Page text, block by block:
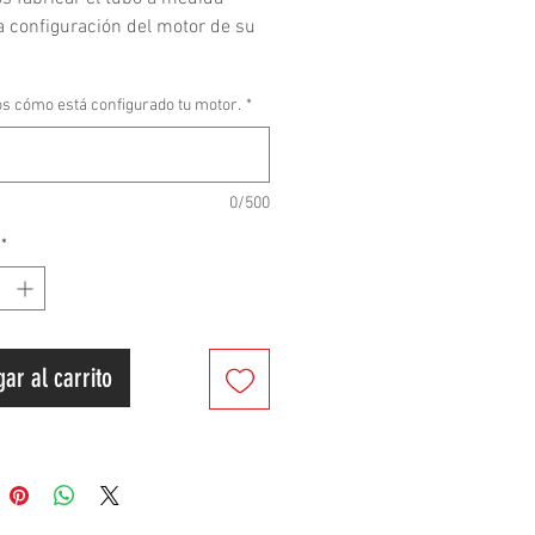
configuración del motor de su
póngase en contacto con
de la tubería puede tardar
y 25 días hábiles.
del Producto
8耐, Hecho en Taiwán
cómo está configurado tu motor. *
0/500
*
al carrito